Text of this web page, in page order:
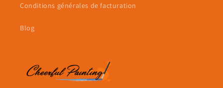
Conditions générales de facturation
Blog